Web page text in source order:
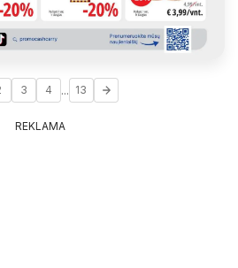
3 4 ... 13
REKLAMA